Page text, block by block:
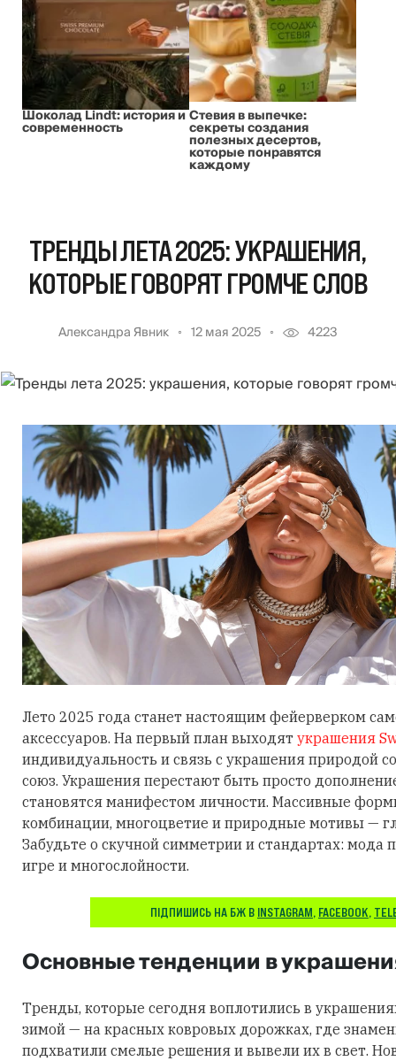
Шоколад Lindt: история и
современность
Стевия в выпечке:
секреты создания
полезных десертов,
которые понравятся
каждому
ТРЕНДЫ ЛЕТА 2025: УКРАШЕНИЯ,
КОТОРЫЕ ГОВОРЯТ ГРОМЧЕ СЛОВ
Александра Явник 12 мая 2025 4223
Лето 2025 года станет настоящим фейерверком
аксессуаров. На первый план выходят украшения
индивидуальность и связь с украшения природой
союз. Украшения перестают быть просто
становятся манифестом личности. Массивные
комбинации, многоцветие и природные мотивы —
Забудьте о скучной симметрии и стандартах: мода
игре и многослойности.
ПІДПИШИСЬ НА БЖ В INSTAGRAM, FACEBOOK,
Основные тенденции в
Тренды, которые сегодня воплотились в
зимой — на красных ковровых дорожках, где
подхватили смелые решения и вывели их в свет.